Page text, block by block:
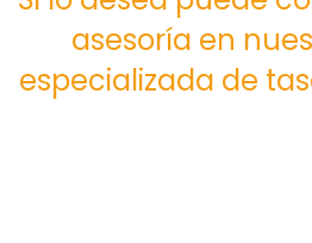
asesoría en
especializada de